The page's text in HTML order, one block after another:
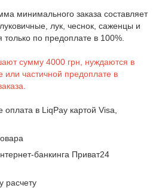
минимального заказа составляет
лук, чеснок, саженцы и
только по предоплате в 100%.
сумму 4000 грн, нуждаются в
или частичной предоплате в
в LiqPay картой Visa,
банкинга Приват24
расчету